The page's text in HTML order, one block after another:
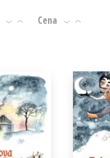
Všechny
Cena